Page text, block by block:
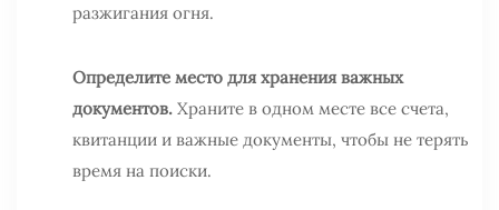
разжигания огня.
Определите место для хранения важных
документов. Храните в одном месте все счета,
квитанции и важные документы, чтобы не терять
время на поиски.